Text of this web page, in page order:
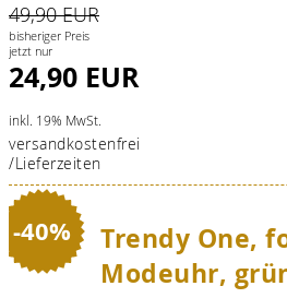
49,90 EUR
bisheriger Preis
jetzt nur
24,90 EUR
inkl. 19% MwSt.
versandkostenfrei
/Lieferzeiten
-40%
Trendy One,
Modeuhr,